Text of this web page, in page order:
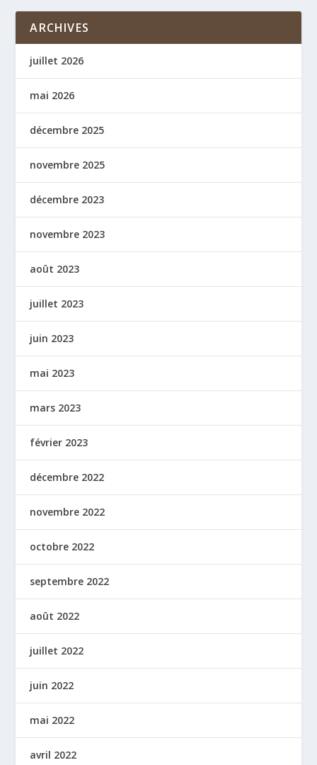
ARCHIVES
juillet 2026
mai 2026
décembre 2025
novembre 2025
décembre 2023
novembre 2023
août 2023
juillet 2023
juin 2023
mai 2023
mars 2023
février 2023
décembre 2022
novembre 2022
octobre 2022
septembre 2022
août 2022
juillet 2022
juin 2022
mai 2022
avril 2022